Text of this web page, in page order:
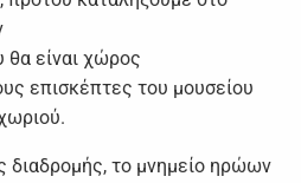
είναι χώρος
επισκέπτες του μουσείου
διαδρομής, το μνημείο ηρώων